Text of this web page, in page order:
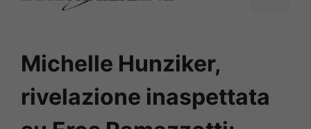
Michelle Hunziker,
rivelazione inaspettata